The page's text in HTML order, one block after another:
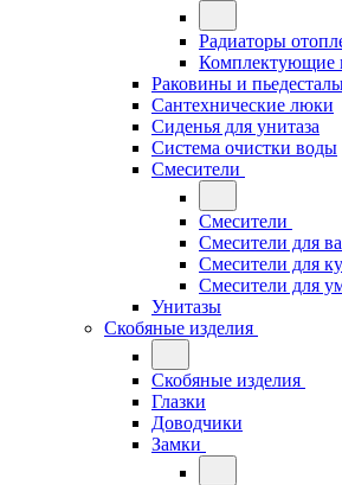
Радиаторы
Комплектующие
Раковины и
Сантехнические люки
Сиденья для унитаза
Система очистки воды
Смесители
Смесители
Смесители для
Смесители для
Смесители для
Унитазы
Скобяные изделия
Скобяные изделия
Глазки
Доводчики
Замки